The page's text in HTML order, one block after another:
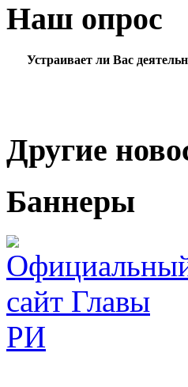
Наш опрос
Устраивает ли Вас
Другие
Баннеры